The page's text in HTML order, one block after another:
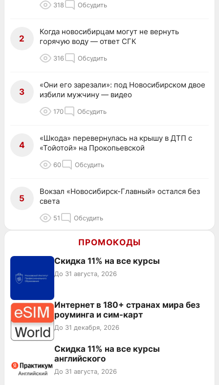
318 Обсудить
2
Когда новосибирцам могут не вернуть
горячую воду — ответ СГК
316 Обсудить
3
«Они его зарезали»: под Новосибирском двое
избили мужчину — видео
170 Обсудить
4
«Шкода» перевернулась на крышу в ДТП с
«Тойотой» на Прокопьевской
60 Обсудить
5
Вокзал «Новосибирск-Главный» остался без
света
51 Обсудить
ПРОМОКОДЫ
Скидка 11% на все курсы
До 31 августа, 2026
Интернет в 180+ странах мира без
роуминга и сим-карт
До 31 декабря, 2026
Скидка 11% на все курсы
английского
До 31 августа, 2026